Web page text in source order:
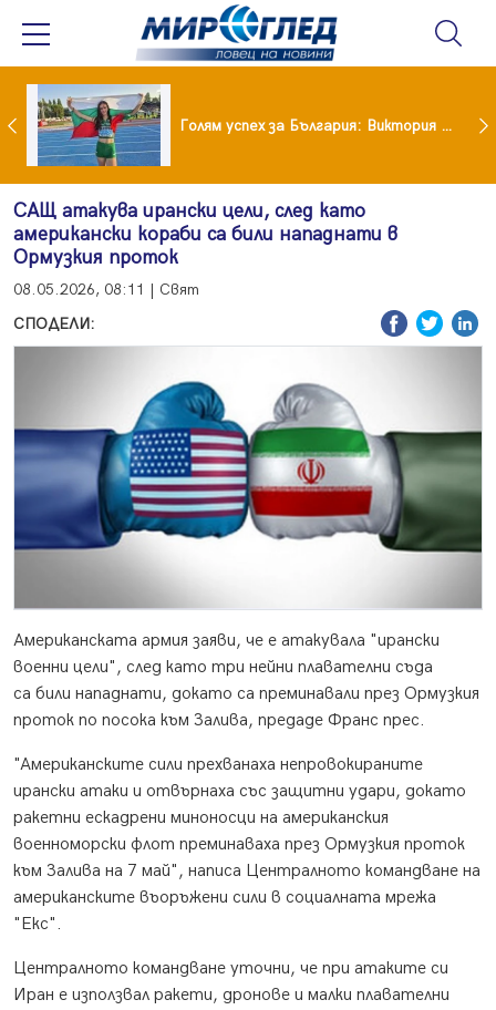
Когато всичко те дразни: тези трикове променят настроението за минути Голям успех за България: Виктория Ангелова грабна световна титла в тройния скок
САЩ атакува ирански цели, след като
американски кораби са били нападнати в
Ормузкия проток
08.05.2026, 08:11 | Свят
СПОДЕЛИ:
Американската армия заяви, че е атакувала "ирански
военни цели", след като три нейни плавателни съда
са били нападнати, докато са преминавали през Ормузкия
проток по посока към Залива, предаде Франс прес.
"Американските сили прехванаха непровокираните
ирански атаки и отвърнаха със защитни удари, докато
ракетни ескадрени миноносци на американския
военноморски флот преминаваха през Ормузкия проток
към Залива на 7 май", написа Централното командване на
американските въоръжени сили в социалната мрежа
"Екс".
Централното командване уточни, че при атаките си
Иран е използвал ракети, дронове и малки плавателни